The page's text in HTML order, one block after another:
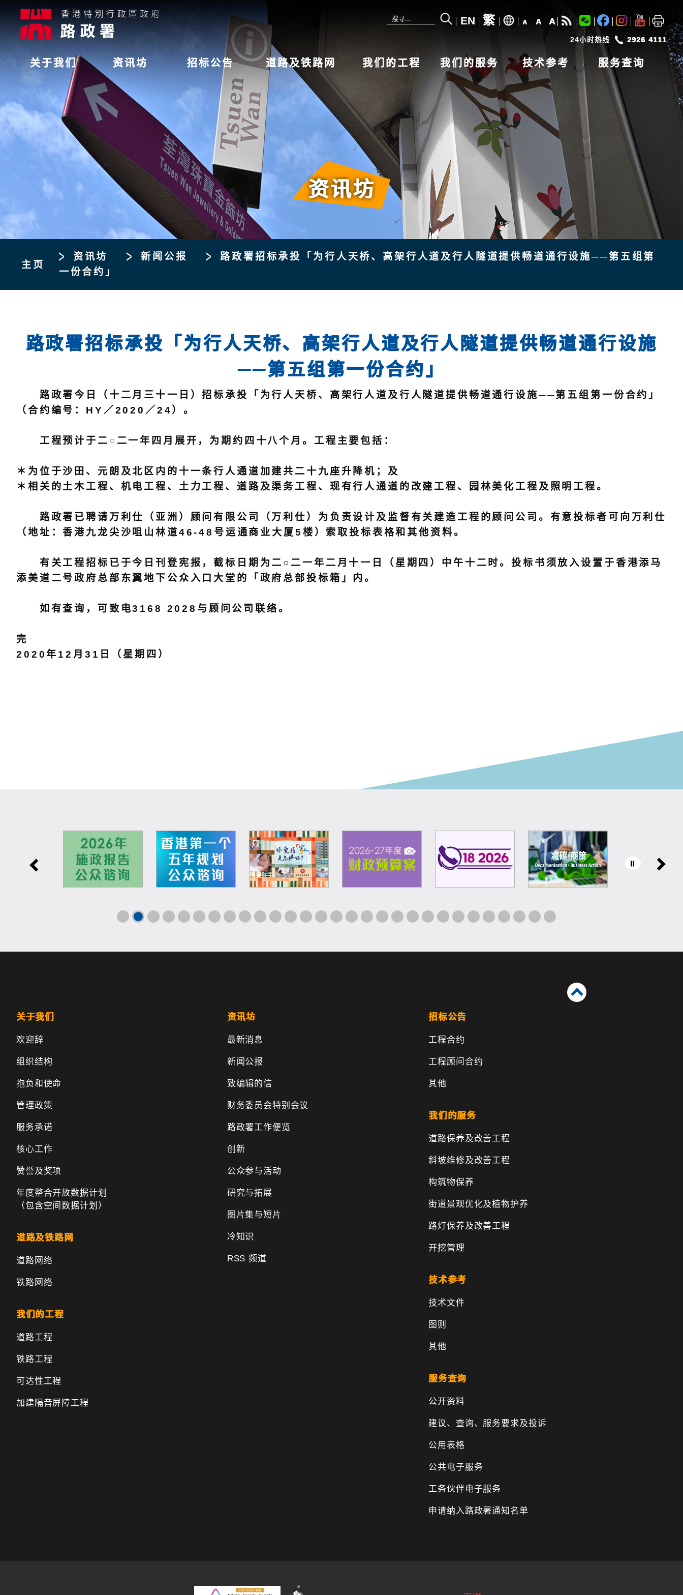
EN 繁 A A A
24小时热线 2926 4111
关于我们 资讯坊 招标公告 道路及铁路网 我们的工程 我们的服务 技术参考 服务查询
主页
资讯坊
资讯坊 新闻公报
路政署招标承投「为行人天桥、高架行人道及行人隧道提供畅道通行设施──第五组第
一份合约」
路政署招标承投「为行人天桥、高架行人道及行人隧道提供畅道通行设施
──第五组第一份合约」
路政署今日（十二月三十一日）招标承投「为行人天桥、高架行人道及行人隧道提供畅道通行设施──第五组第一份合约」
（合约编号：HY／2020／24）。
工程预计于二 ○ 二一年四月展开，为期约四十八个月。工程主要包括：
＊为位于沙田、元朗及北区内的十一条行人通道加建共二十九座升降机；及
＊相关的土木工程、机电工程、土力工程、道路及渠务工程、现有行人通道的改建工程、园林美化工程及照明工程。
路政署已聘请万利仕（亚洲）顾问有限公司（万利仕）为负责设计及监督有关建造工程的顾问公司。有意投标者可向万利仕
（地址：香港九龙尖沙咀山林道46-48号运通商业大厦5楼）索取投标表格和其他资料。
有关工程招标已于今日刊登宪报，截标日期为二○二一年二月十一日（星期四）中午十二时。投标书须放入设置于香港添马
添美道二号政府总部东翼地下公众入口大堂的「政府总部投标箱」内。
如有查询，可致电3168 2028与顾问公司联络。
完
2020年12月31日（星期四）
关于我们
欢迎辞
组织结构
抱负和使命
管理政策
服务承诺
核心工作
赞誉及奖项
年度整合开放数据计划
（包含空间数据计划）
道路及铁路网
道路网络
铁路网络
我们的工程
道路工程
铁路工程
可达性工程
加建隔音屏障工程
资讯坊
最新消息
新闻公报
致编辑的信
财务委员会特别会议
路政署工作便览
创新
公众参与活动
研究与拓展
图片集与短片
冷知识
RSS 频道
招标公告
工程合约
工程顾问合约
其他
我们的服务
道路保养及改善工程
斜坡维修及改善工程
构筑物保养
街道景观优化及植物护养
路灯保养及改善工程
开挖管理
技术参考
技术文件
图则
其他
服务查询
公开资料
建议、查询、服务要求及投诉
公用表格
公共电子服务
工务伙伴电子服务
申请纳入路政署通知名单